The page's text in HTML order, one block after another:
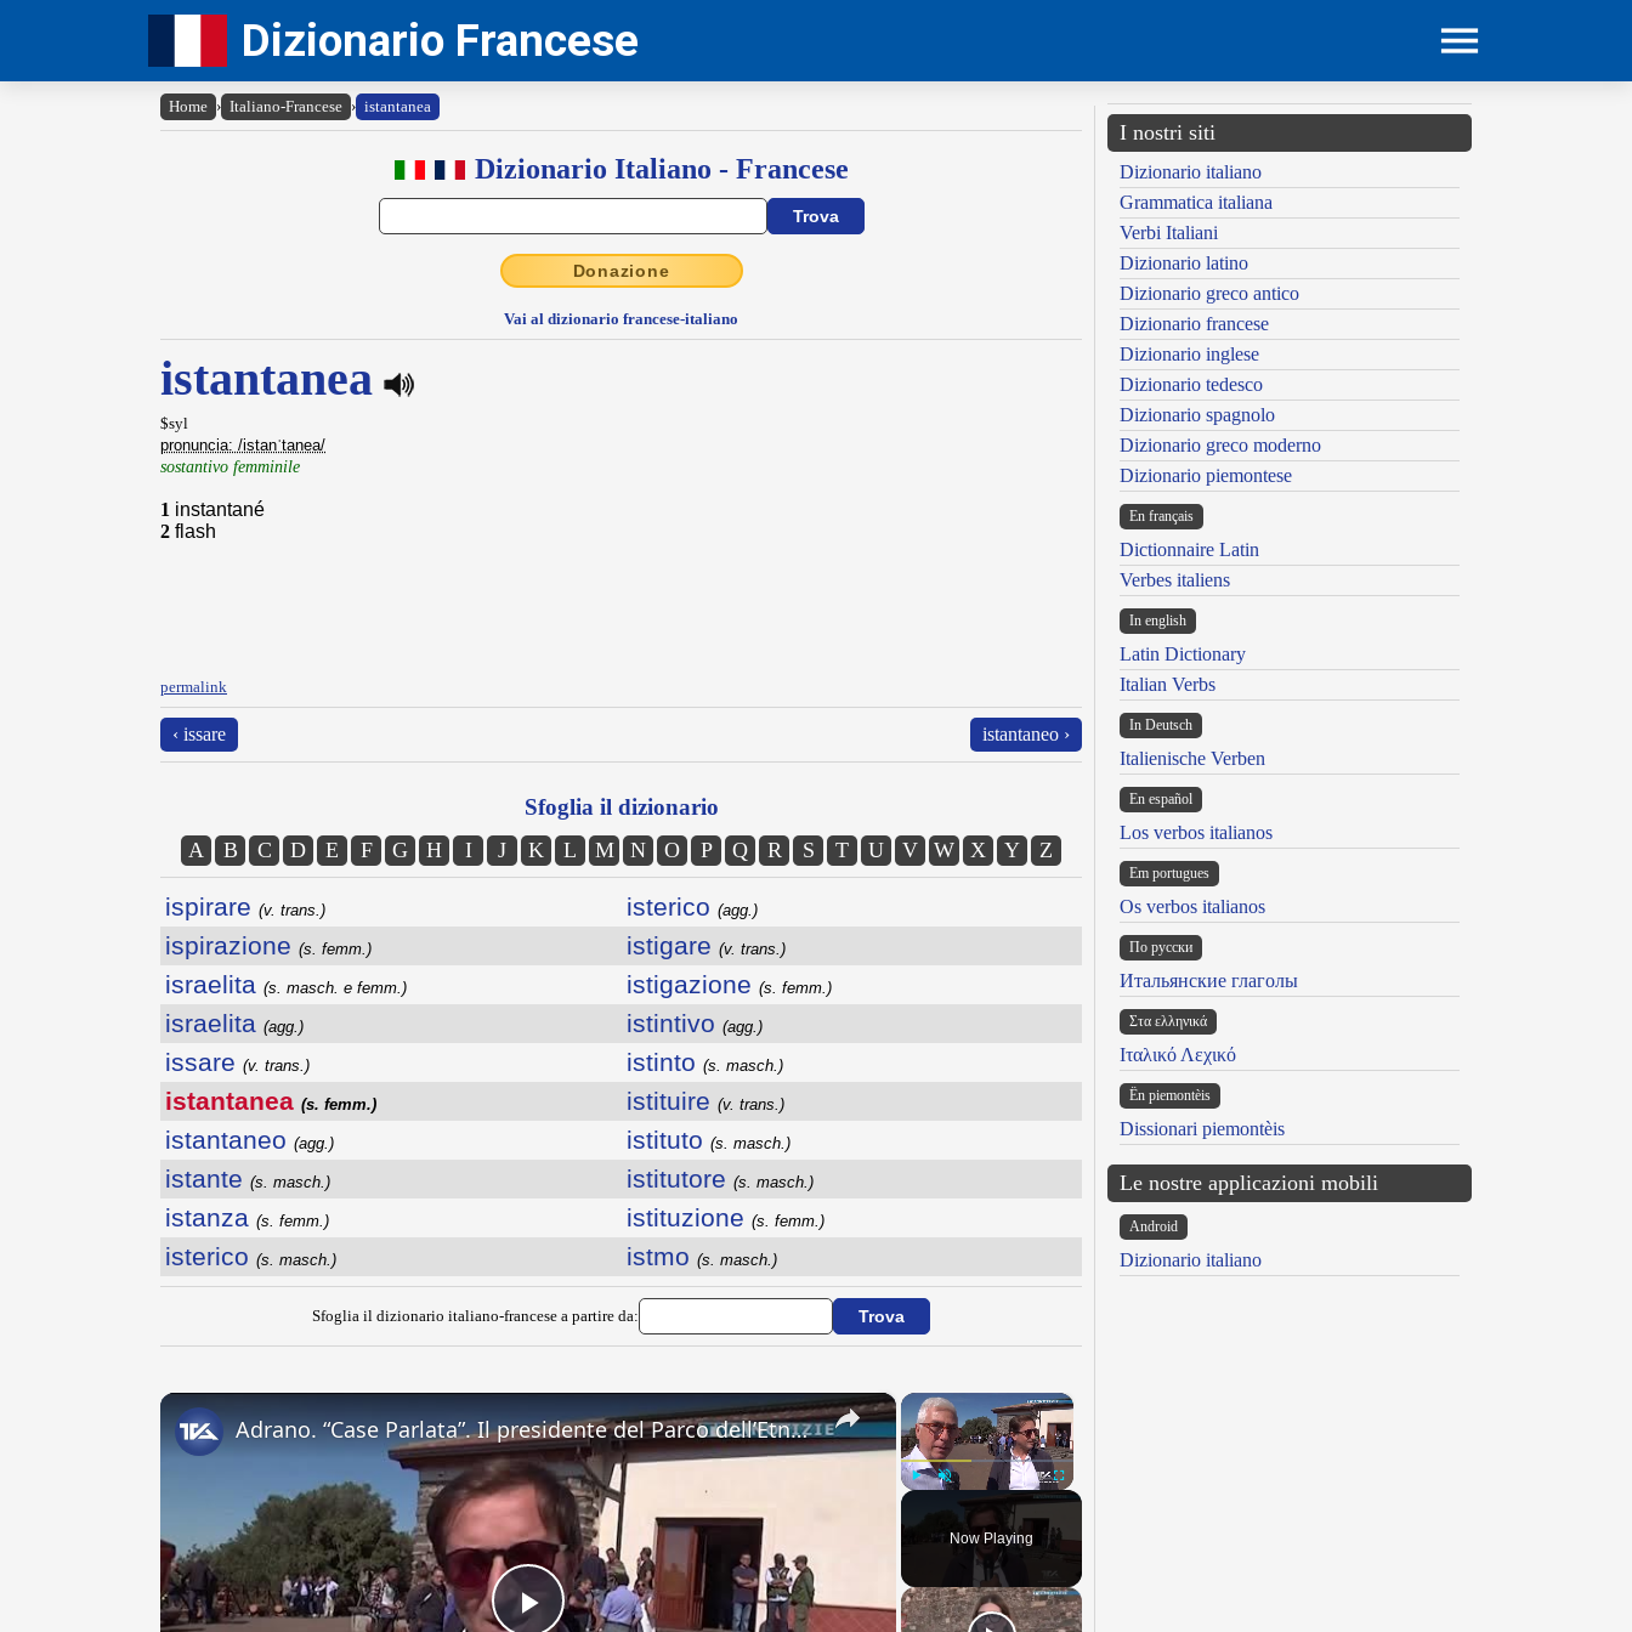
Dizionario Francese
Home › Italiano-Francese › istantanea
Dizionario Italiano - Francese
Donazione
Vai al dizionario francese-italiano
istantanea
$syl
pronuncia: /istanˈtanea/
sostantivo femminile
1 instantané
2 flash
permalink
‹ issare istantaneo ›
Sfoglia il dizionario
A B C D E F G H I J K L M N O P Q R S T U V W X Y Z
ispirare (v. trans.)
ispirazione (s. femm.)
israelita (s. masch. e femm.)
israelita (agg.)
issare (v. trans.)
istantanea (s. femm.)
istantaneo (agg.)
istante (s. masch.)
istanza (s. femm.)
isterico (s. masch.)
isterico (agg.)
istigare (v. trans.)
istigazione (s. femm.)
istintivo (agg.)
istinto (s. masch.)
istituire (v. trans.)
istituto (s. masch.)
istitutore (s. masch.)
istituzione (s. femm.)
istmo (s. masch.)
Sfoglia il dizionario italiano-francese a partire da:
×
Unmute Fullscreen
Now Playing
×
Adrano. “Case Parlata”. Il presidente del Parco dell’Etna, Carlo Caputo. “Un presidio per la tutela
I nostri siti
Dizionario italiano
Grammatica italiana
Verbi Italiani
Dizionario latino
Dizionario greco antico
Dizionario francese
Dizionario inglese
Dizionario tedesco
Dizionario spagnolo
Dizionario greco moderno
Dizionario piemontese
En français
Dictionnaire Latin
Verbes italiens
In english
Latin Dictionary
Italian Verbs
In Deutsch
Italienische Verben
En español
Los verbos italianos
Em portugues
Os verbos italianos
По русски
Итальянские глаголы
Στα ελληνικά
Ιταλικό Λεχικό
Ën piemontèis
Dissionari piemontèis
Le nostre applicazioni mobili
Android
Dizionario italiano